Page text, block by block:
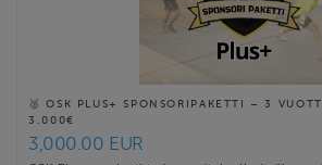
🥈 OSK PLUS+ SPONSORIPAKETTI – 3
3.000€
3,000.00 EUR